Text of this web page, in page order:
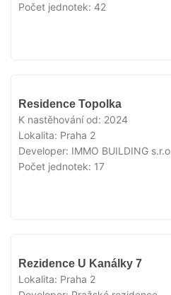
Počet jednotek: 42
Residence Topolka
K nastěhování od: 2024
Lokalita: Praha 2
Developer: IMMO BUILDING
Počet jednotek: 17
Rezidence U Kanálky 7
Lokalita: Praha 2